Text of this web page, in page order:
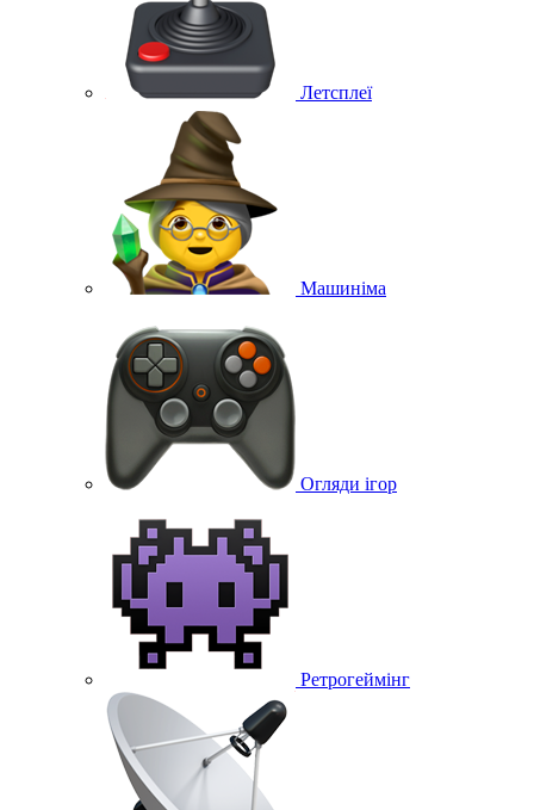
Летсплеї
Машиніма
Огляди ігор
Ретрогеймінг